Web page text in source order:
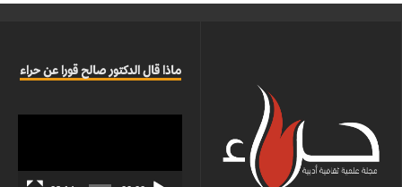
ماذا قال الدكتور صالح قورا عن حراء